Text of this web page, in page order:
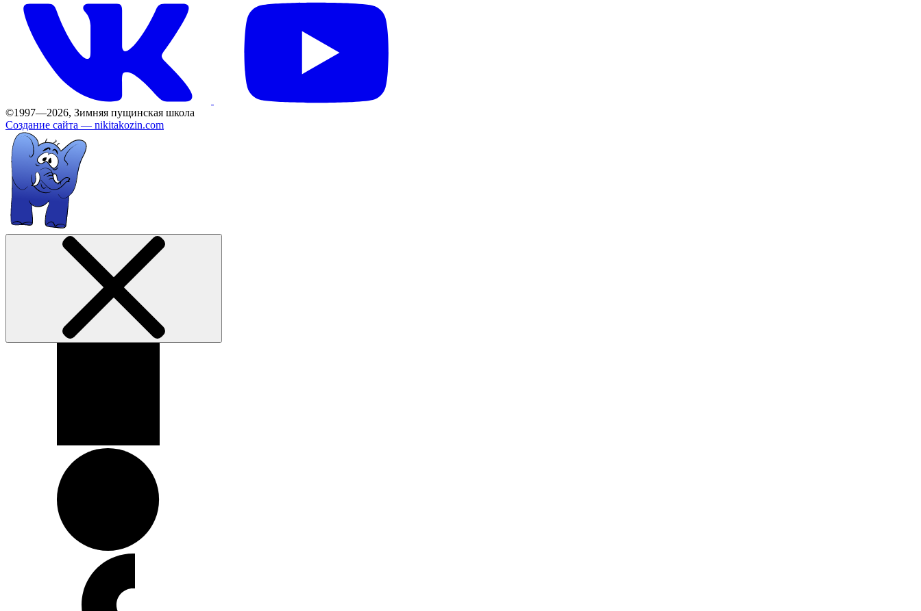
©1997—2026, Зимняя пущинская школа
Создание сайта — nikitakozin.com